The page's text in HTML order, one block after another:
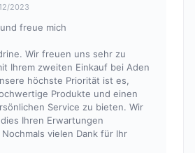
2023
freue mich
Wir freuen uns sehr zu
Ihrem zweiten Einkauf bei Aden
höchste Priorität ist es,
Produkte und einen
Service zu bieten. Wir
Ihren Erwartungen
vielen Dank für Ihr